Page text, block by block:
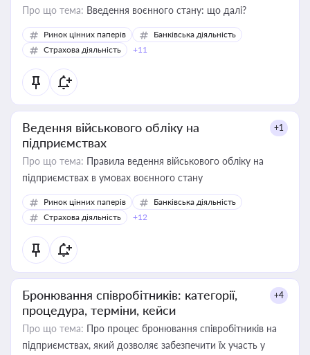
Про що тема: Введення воєнного стану: що далі?
Ринок цінних паперів
Банківська діяльність
Страхова діяльність
+11
Ведення військового обліку на
підприємствах
+1
Про що тема: Правила ведення військового обліку на
підприємствах в умовах воєнного стану
Ринок цінних паперів
Банківська діяльність
Страхова діяльність
+12
Бронювання співробітників: категорії,
процедура, терміни, кейси
+4
Про що тема: Про процес бронювання співробітників на
підприємствах, який дозволяє забезпечити їх участь у